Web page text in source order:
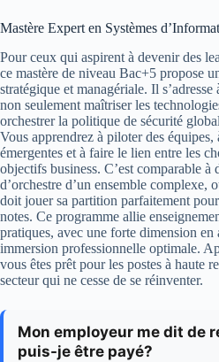
Mastère Expert en Systèmes
Pour ceux qui aspirent à devenir des
ce mastère de niveau Bac+5 propose
stratégique et managériale. Il
non seulement maîtriser les
orchestrer la politique de sécurité
Vous apprendrez à piloter des équipes,
émergentes et à faire le lien entre les
objectifs business. C’est comparable à
d’orchestre d’un ensemble complexe,
doit jouer sa partition parfaitement
notes. Ce programme allie
pratiques, avec une forte dimension en
immersion professionnelle optimale.
vous êtes prêt pour les postes à haute
secteur qui ne cesse de se réinventer.
Mon employeur me dit de
puis-je être payé?